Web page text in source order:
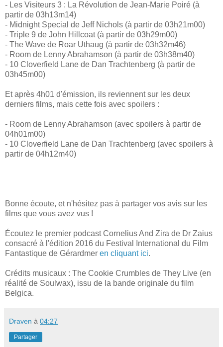
- Les Visiteurs 3 : La Révolution de Jean-Marie Poiré (à
partir de 03h13m14)
- Midnight Special de Jeff Nichols (à partir de 03h21m00)
- Triple 9 de John Hillcoat (à partir de 03h29m00)
- The Wave de Roar Uthaug (à partir de 03h32m46)
- Room de Lenny Abrahamson (à partir de 03h38m40)
- 10 Cloverfield Lane de Dan Trachtenberg (à partir de
03h45m00)
Et après 4h01 d'émission, ils reviennent sur les deux
derniers films, mais cette fois avec spoilers :
- Room de Lenny Abrahamson (avec spoilers à partir de
04h01m00)
- 10 Cloverfield Lane de Dan Trachtenberg (avec spoilers à
partir de 04h12m40)
Bonne écoute, et n'hésitez pas à partager vos avis sur les
films que vous avez vus !
Écoutez le premier podcast Cornelius And Zira de Dr Zaius
consacré à l'édition 2016 du Festival International du Film
Fantastique de Gérardmer en cliquant ici.
Crédits musicaux : The Cookie Crumbles de They Live (en
réalité de Soulwax), issu de la bande originale du film
Belgica.
Draven à 04:27
Partager